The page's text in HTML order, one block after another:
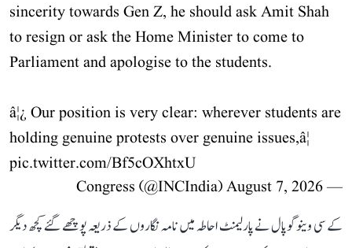
sincerity towards Gen Z, he should ask Amit Shah
to resign or ask the Home Minister to come to
Parliament and apologise to the students.
â¦¿ Our position is very clear: wherever students are
holding genuine protests over genuine issues,â¦
pic.twitter.com/Bf5cOXhtxU
— Congress (@INCIndia)
August 7, 2026
کے سی وینوگوپال نے پارلیمنٹ احاطہ میں نامہ نگاروں کے ذریعہ پوچھے گئے کچھ دیگر